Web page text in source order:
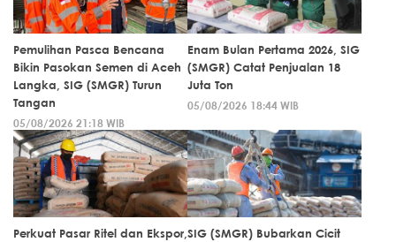
Pemulihan Pasca Bencana
Bikin Pasokan Semen di Aceh
Langka, SIG (SMGR) Turun
Tangan
05/08/2026 21:18 WIB
Enam Bulan Pertama 2026, SIG
(SMGR) Catat Penjualan 18
Juta Ton
05/08/2026 18:44 WIB
Perkuat Pasar Ritel dan Ekspor,SIG (SMGR) Bubarkan Cicit